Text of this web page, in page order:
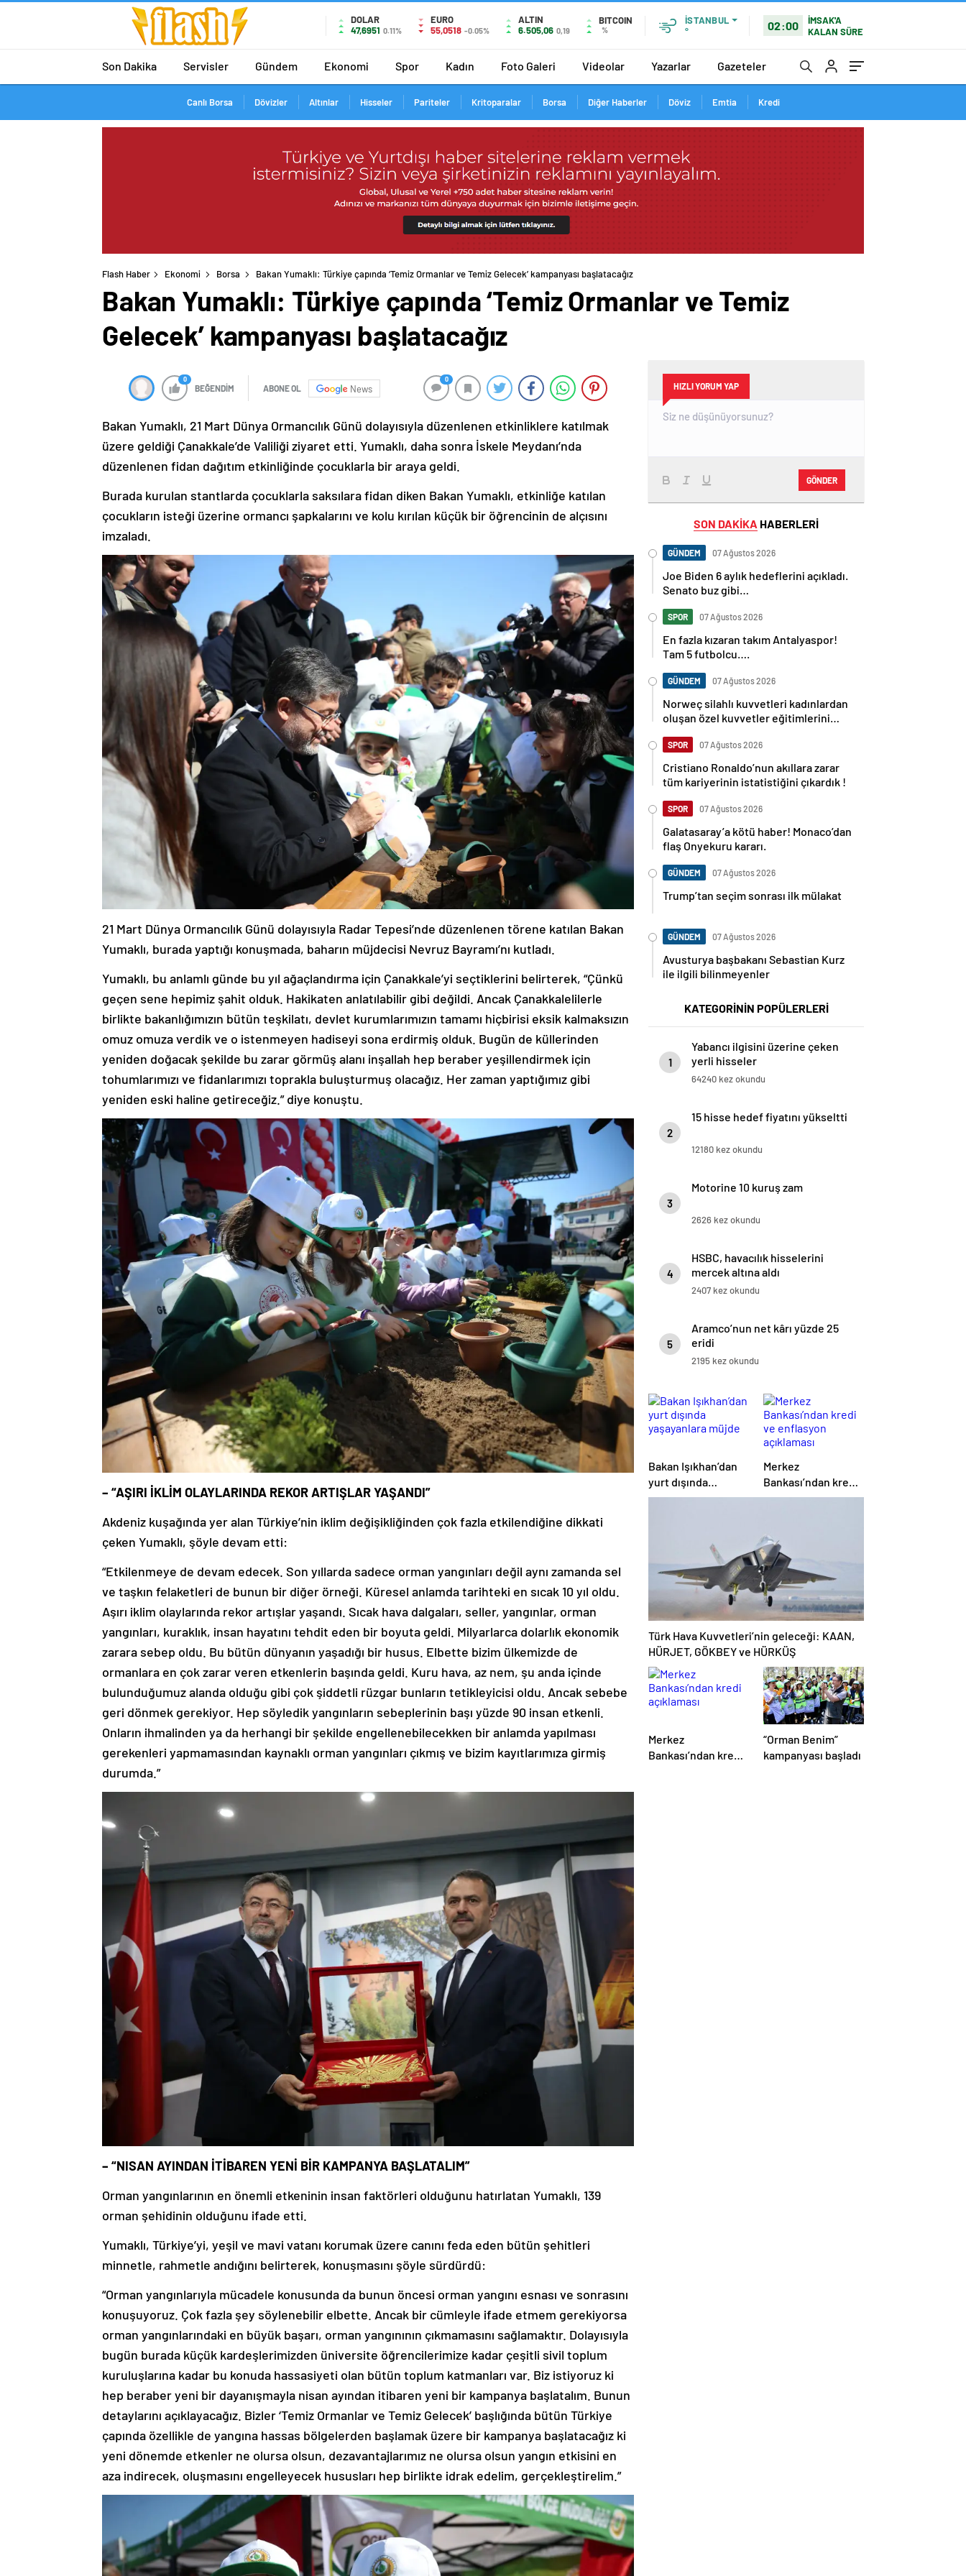
DOLAR
47,6951 0.11%
EURO
55,0518 -0.05%
ALTIN
6.505,06 0,19
BITCOIN
%
İSTANBUL
°
02:00
İMSAK'A
KALAN SÜRE
Son Dakika Servisler Gündem Ekonomi Spor Kadın Foto Galeri Videolar Yazarlar Gazeteler
Canlı Borsa Dövizler Altınlar Hisseler Pariteler Kritoparalar Borsa Diğer Haberler Döviz Emtia Kredi
Flash Haber Ekonomi Borsa Bakan Yumaklı: Türkiye çapında ‘Temiz Ormanlar ve Temiz Gelecek’ kampanyası başlatacağız
Bakan Yumaklı: Türkiye çapında ‘Temiz Ormanlar ve Temiz
Gelecek’ kampanyası başlatacağız
0
BEĞENDİM ABONE OL News
0
Bakan Yumaklı, 21 Mart Dünya Ormancılık Günü dolayısıyla düzenlenen etkinliklere katılmak
üzere geldiği Çanakkale’de Valiliği ziyaret etti. Yumaklı, daha sonra İskele Meydanı’nda
düzenlenen fidan dağıtım etkinliğinde çocuklarla bir araya geldi.
Burada kurulan stantlarda çocuklarla saksılara fidan diken Bakan Yumaklı, etkinliğe katılan
çocukların isteği üzerine ormancı şapkalarını ve kolu kırılan küçük bir öğrencinin de alçısını
imzaladı.
21 Mart Dünya Ormancılık Günü dolayısıyla Radar Tepesi’nde düzenlenen törene katılan Bakan
Yumaklı, burada yaptığı konuşmada, baharın müjdecisi Nevruz Bayramı’nı kutladı.
Yumaklı, bu anlamlı günde bu yıl ağaçlandırma için Çanakkale’yi seçtiklerini belirterek, “Çünkü
geçen sene hepimiz şahit olduk. Hakikaten anlatılabilir gibi değildi. Ancak Çanakkalelilerle
birlikte bakanlığımızın bütün teşkilatı, devlet kurumlarımızın tamamı hiçbirisi eksik kalmaksızın
omuz omuza verdik ve o istenmeyen hadiseyi sona erdirmiş olduk. Bugün de küllerinden
yeniden doğacak şekilde bu zarar görmüş alanı inşallah hep beraber yeşillendirmek için
tohumlarımızı ve fidanlarımızı toprakla buluşturmuş olacağız. Her zaman yaptığımız gibi
yeniden eski haline getireceğiz.” diye konuştu.
– “AŞIRI İKLİM OLAYLARINDA REKOR ARTIŞLAR YAŞANDI”
Akdeniz kuşağında yer alan Türkiye’nin iklim değişikliğinden çok fazla etkilendiğine dikkati
çeken Yumaklı, şöyle devam etti:
“Etkilenmeye de devam edecek. Son yıllarda sadece orman yangınları değil aynı zamanda sel
ve taşkın felaketleri de bunun bir diğer örneği. Küresel anlamda tarihteki en sıcak 10 yıl oldu.
Aşırı iklim olaylarında rekor artışlar yaşandı. Sıcak hava dalgaları, seller, yangınlar, orman
yangınları, kuraklık, insan hayatını tehdit eden bir boyuta geldi. Milyarlarca dolarlık ekonomik
zarara sebep oldu. Bu bütün dünyanın yaşadığı bir husus. Elbette bizim ülkemizde de
ormanlara en çok zarar veren etkenlerin başında geldi. Kuru hava, az nem, şu anda içinde
bulunduğumuz alanda olduğu gibi çok şiddetli rüzgar bunların tetikleyicisi oldu. Ancak sebebe
geri dönmek gerekiyor. Hep söyledik yangınların sebeplerinin başı yüzde 90 insan etkenli.
Onların ihmalinden ya da herhangi bir şekilde engellenebilecekken bir anlamda yapılması
gerekenleri yapmamasından kaynaklı orman yangınları çıkmış ve bizim kayıtlarımıza girmiş
durumda.”
– “NISAN AYINDAN İTİBAREN YENİ BİR KAMPANYA BAŞLATALIM”
Orman yangınlarının en önemli etkeninin insan faktörleri olduğunu hatırlatan Yumaklı, 139
orman şehidinin olduğunu ifade etti.
Yumaklı, Türkiye’yi, yeşil ve mavi vatanı korumak üzere canını feda eden bütün şehitleri
minnetle, rahmetle andığını belirterek, konuşmasını şöyle sürdürdü:
“Orman yangınlarıyla mücadele konusunda da bunun öncesi orman yangını esnası ve sonrasını
konuşuyoruz. Çok fazla şey söylenebilir elbette. Ancak bir cümleyle ifade etmem gerekiyorsa
orman yangınlarındaki en büyük başarı, orman yangınının çıkmamasını sağlamaktır. Dolayısıyla
bugün burada küçük kardeşlerimizden üniversite öğrencilerimize kadar çeşitli sivil toplum
kuruluşlarına kadar bu konuda hassasiyeti olan bütün toplum katmanları var. Biz istiyoruz ki
hep beraber yeni bir dayanışmayla nisan ayından itibaren yeni bir kampanya başlatalım. Bunun
detaylarını açıklayacağız. Bizler ‘Temiz Ormanlar ve Temiz Gelecek’ başlığında bütün Türkiye
çapında özellikle de yangına hassas bölgelerden başlamak üzere bir kampanya başlatacağız ki
yeni dönemde etkenler ne olursa olsun, dezavantajlarımız ne olursa olsun yangın etkisini en
aza indirecek, oluşmasını engelleyecek hususları hep birlikte idrak edelim, gerçekleştirelim.”
HIZLI YORUM YAP
GÖNDER
SON DAKİKA HABERLERİ
GÜNDEM 07 Ağustos 2026
Joe Biden 6 aylık hedeflerini açıkladı.
Senato buz gibi…
SPOR 07 Ağustos 2026
En fazla kızaran takım Antalyaspor!
Tam 5 futbolcu….
GÜNDEM 07 Ağustos 2026
Norweç silahlı kuvvetleri kadınlardan
oluşan özel kuvvetler eğitimlerini
SPOR 07 Ağustos 2026
Cristiano Ronaldo’nun akıllara zarar
tüm kariyerinin istatistiğini çıkardık !
SPOR 07 Ağustos 2026
Galatasaray’a kötü haber! Monaco’dan
flaş Onyekuru kararı.
GÜNDEM 07 Ağustos 2026
Trump’tan seçim sonrası ilk mülakat
GÜNDEM 07 Ağustos 2026
Avusturya başbakanı Sebastian Kurz
ile ilgili bilinmeyenler
KATEGORİNİN POPÜLERLERİ
1
Yabancı ilgisini üzerine çeken
yerli hisseler
64240 kez okundu
2
15 hisse hedef fiyatını yükseltti
12180 kez okundu
3
Motorine 10 kuruş zam
2626 kez okundu
4
HSBC, havacılık hisselerini
mercek altına aldı
2407 kez okundu
5
Aramco’nun net kârı yüzde 25
eridi
2195 kez okundu
Bakan Işıkhan’dan
yurt dışında
yaşayanlara müjde
Merkez
Bankası’ndan kredi
ve enflasyon
Türk Hava Kuvvetleri’nin geleceği: KAAN,
HÜRJET, GÖKBEY ve HÜRKÜŞ
Merkez
Bankası’ndan kredi
“Orman Benim”
kampanyası başladı